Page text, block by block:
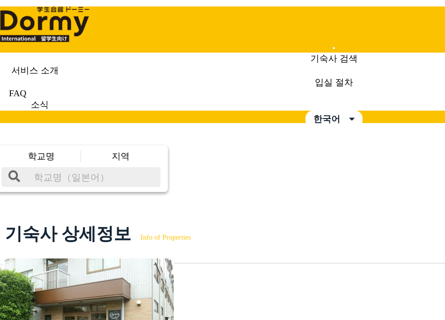
Mobile
Menu
기숙사 검색
서비스 소개
입실 절차
FAQ
소식
한국어
학교명 지역
기숙사 상세정보 Info of Properties